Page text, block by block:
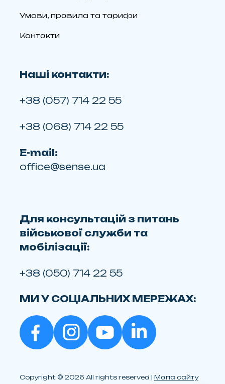
Умови, правила та тарифи
Контакти
Наші контакти:
+38 (057) 714 22 55
+38 (068) 714 22 55
E-mail:
office@sense.ua
Для консультацій з питань
військової служби та
мобілізації:
+38 (050) 714 22 55
МИ У СОЦІАЛЬНИХ МЕРЕЖАХ:
Copyright © 2026 All rights reserved | Мапа сайту